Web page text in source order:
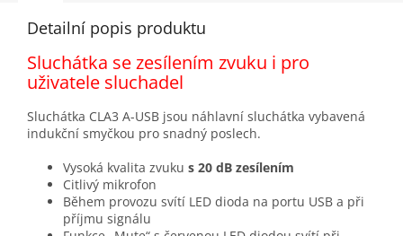
Detailní popis produktu
Sluchátka se zesílením zvuku i pro
uživatele sluchadel
Sluchátka CLA3 A-USB jsou náhlavní sluchátka vybavená
indukční smyčkou pro snadný poslech.
Vysoká kvalita zvuku s 20 dB zesílením
Citlivý mikrofon
Během provozu svítí LED dioda na portu USB a při
příjmu signálu